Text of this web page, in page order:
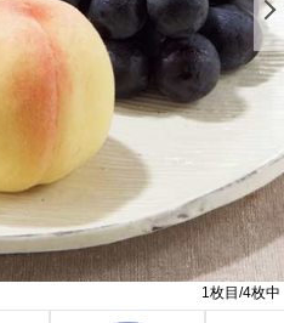
1枚目/4枚中